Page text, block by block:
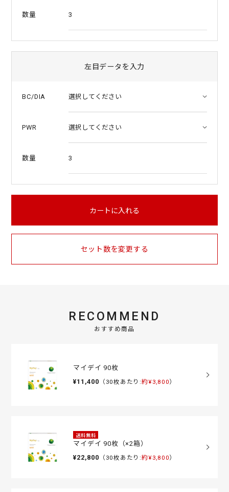
数量 3
左目データを入力
BC/DIA
PWR
数量 3
カートに入れる
セット数を変更する
RECOMMEND
おすすめ商品
マイデイ 90枚
¥11,400 （30枚あたり:約¥3,800）
送料無料
マイデイ 90枚（×2箱）
¥22,800 （30枚あたり:約¥3,800）